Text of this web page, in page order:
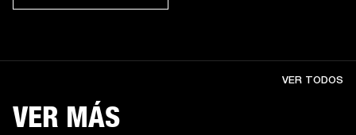
VER MÁS
VER TODOS